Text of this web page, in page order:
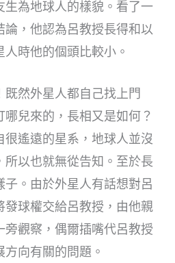
生為地球人的樣貌。看了一
，他認為呂教授長得和以
時他的個頭比較小。
然外星人都自己找上門
兒來的，長相又是如何？
遙遠的星系，地球人並沒
所以也就無從告知。至於長
。由於外星人有話想對呂
發球權交給呂教授，由他親
旁觀察，偶爾插嘴代呂教授
向有關的問題。